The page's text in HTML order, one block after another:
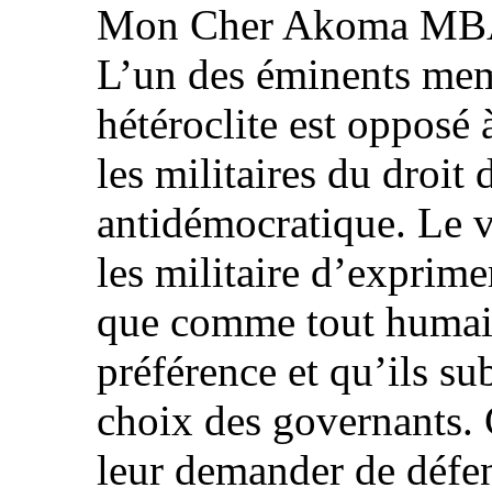
Mon Cher Akoma
L’un des éminents
hétéroclite est
les militaires du droit
antidémocratique. Le
les militaire
que comme tout
préférence et qu’ils
choix des governants.
leur demander de